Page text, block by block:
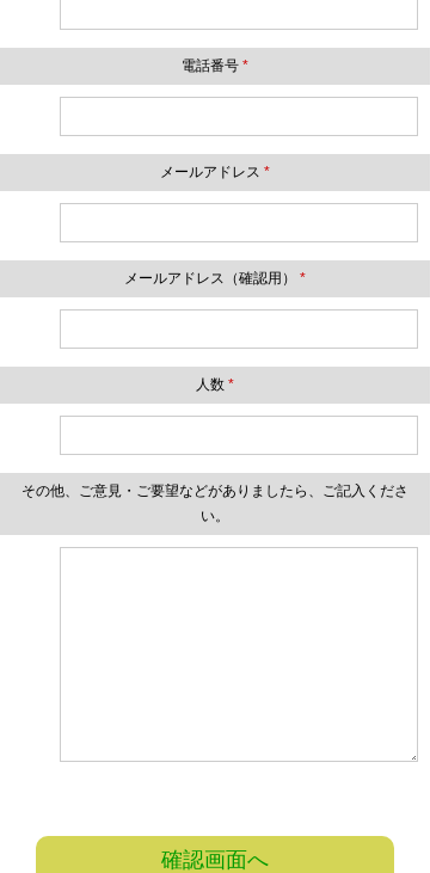
電話番号 *
メールアドレス *
メールアドレス（確認用） *
人数 *
その他、ご意見・ご要望などがありましたら、ご記入くださ
い。
確認画面へ